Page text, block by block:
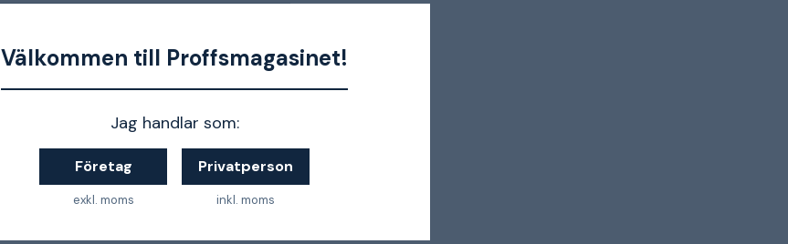
Välkommen till Proffsmagasinet!
Jag handlar som:
Företag
exkl. moms
Privatperson
inkl. moms
75 mm
Nej